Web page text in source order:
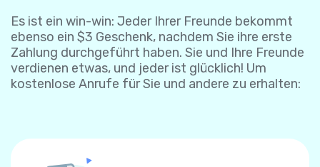
Es ist ein win-win: Jeder Ihrer Freunde bekommt
ebenso ein $3 Geschenk, nachdem Sie ihre erste
Zahlung durchgeführt haben. Sie und Ihre Freunde
verdienen etwas, und jeder ist glücklich! Um
kostenlose Anrufe für Sie und andere zu erhalten: